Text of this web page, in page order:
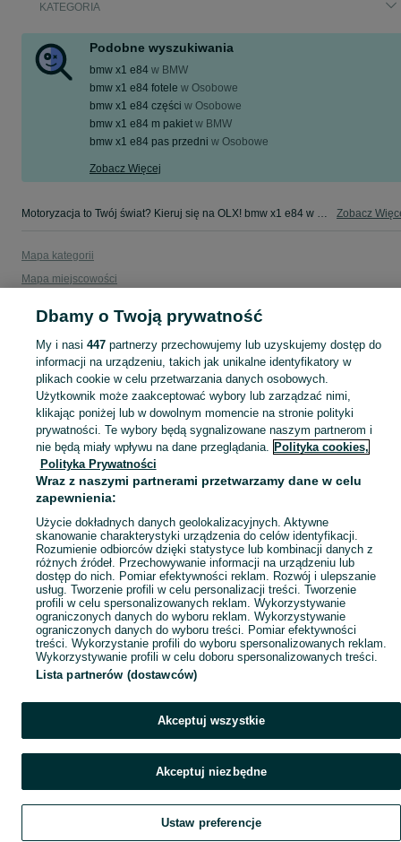
KATEGORIA
Podobne wyszukiwania
bmw x1 e84 w BMW
bmw x1 e84 fotele w Osobowe
bmw x1 e84 części w Osobowe
bmw x1 e84 m pakiet w BMW
bmw x1 e84 pas przedni w Osobowe
Zobacz Więcej
Motoryzacja to Twój świat? Kieruj się na OLX! bmw x1 e84 w Twojej okolicy - tylko w kategorii Motoryzacja na OLX! Zobacz
Mapa kategorii
Mapa miejscowości
Popularne wyszukiwania
Dbamy o Twoją prywatność
My i nasi 447partnerzy przechowujemy lub uzyskujemy dostęp do
informacji na urządzeniu, takich jak unikalne identyfikatory w
plikach cookie w celu przetwarzania danych osobowych.
Użytkownik może zaakceptować wybory lub zarządzać nimi,
klikając poniżej lub w dowolnym momencie na stronie polityki
prywatności. Te wybory będą sygnalizowane naszym partnerom i
nie będą miały wpływu na dane przeglądania. Polityka cookies,
Polityka Prywatności
Wraz z naszymi partnerami przetwarzamy dane w celu
zapewnienia:
Użycie dokładnych danych geolokalizacyjnych. Aktywne
skanowanie charakterystyki urządzenia do celów identyfikacji.
Rozumienie odbiorców dzięki statystyce lub kombinacji danych z
różnych źródeł. Przechowywanie informacji na urządzeniu lub
dostęp do nich. Pomiar efektywności reklam. Rozwój i ulepszanie
usług. Tworzenie profili w celu personalizacji treści. Tworzenie
profili w celu spersonalizowanych reklam. Wykorzystywanie
ograniczonych danych do wyboru reklam. Wykorzystywanie
ograniczonych danych do wyboru treści. Pomiar efektywności
treści. Wykorzystanie profili do wyboru spersonalizowanych reklam.
Wykorzystywanie profili w celu doboru spersonalizowanych treści.
Lista partnerów (dostawców)
Akceptuj wszystkie
Akceptuj niezbędne
Ustaw preferencje